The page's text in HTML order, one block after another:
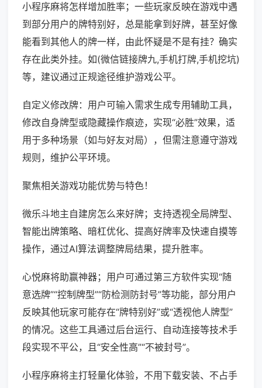
小程序麻将怎样增加胜率；一些玩家反映在游戏中遇
到部分用户的牌特别好，总是能拿到好牌，甚至好像
能看到其他人的牌一样，由此怀疑是不是有挂？确实
存在此类外挂。如(微信链接牌九,手机打牌,手机挖坑)
等，建议通过正规途径维护游戏公平。
自定义修改牌：用户可输入需求生成专用辅助工具，
修改自身牌型或隐藏操作痕迹，实现“必胜”效果，适
用于多种场景（如与好友对局），但需注意遵守游戏
规则，维护公平环境。
聚焦相关游戏功能优势与特色！
微乐斗地主自建房怎么来好牌；支持透视全局牌型、
智能出牌策略、暗杠优化、提高好牌率及快速自摸等
操作，通过AI算法调整牌局结果，提升胜率。
心悦麻将助赢神器；用户可通过第三方软件实现“随
意选牌”“控制牌型”“防检测防封号”等功能，部分用户
反映其他玩家可能存在“牌特别好”或“透视他人牌型”
的情况。这些工具通过后台运行、自动连接等技术手
段实现不平公，且“安全性高”“不被封号”。
小程序麻将主打轻量化体验，不用下载安装、不占手